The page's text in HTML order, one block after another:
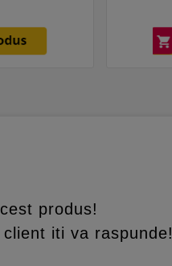
produs!
iti va raspunde!